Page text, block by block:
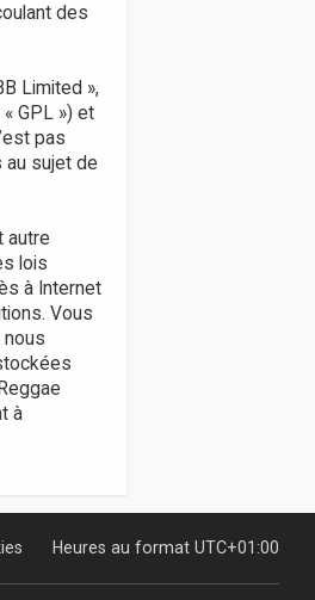
des
Limited »,
GPL ») et
pas
au sujet de
autre
lois
à Internet
Vous
nous
à
Heures au format UTC+01:00